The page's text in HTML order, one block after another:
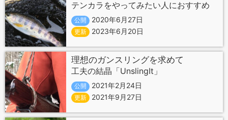
テンカラをやってみたい人におすすめ
公開 2020年6月27日
更新 2023年6月20日
理想のガンスリングを求めて
工夫の結晶「UnslingIt」
公開 2021年2月24日
更新 2021年9月27日